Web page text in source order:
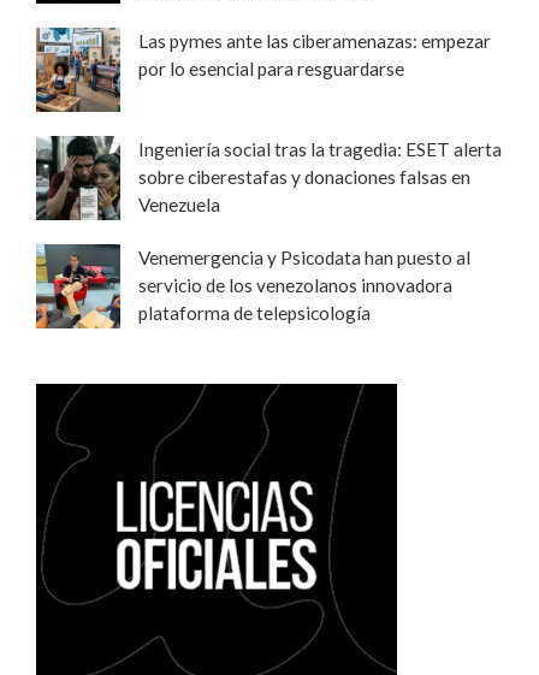
Las pymes ante las ciberamenazas: empezar
por lo esencial para resguardarse
Ingeniería social tras la tragedia: ESET alerta
sobre ciberestafas y donaciones falsas en
Venezuela
Venemergencia y Psicodata han puesto al
servicio de los venezolanos innovadora
plataforma de telepsicología